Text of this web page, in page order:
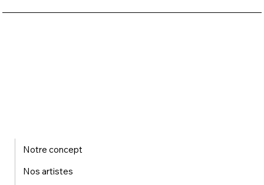
Notre concept
Nos artistes